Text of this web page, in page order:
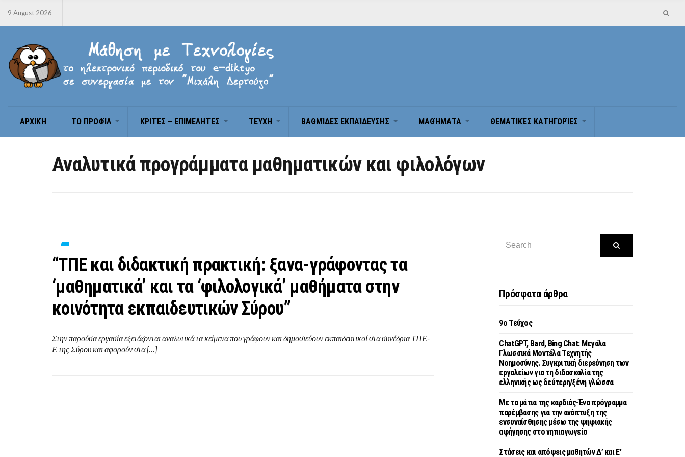
9 August 2026
ΑΡΧΙΚΉ ΤΟ ΠΡΟΦΊΛ ΚΡΙΤΈΣ – ΕΠΙΜΕΛΗΤΈΣ ΤΕΎΧΗ BΑΘΜΊΔΕΣ ΕΚΠΑΊΔΕΥΣΗΣ ΜΑΘΉΜΑΤΑ ΘΕΜΑΤΙΚΈΣ ΚΑΤΗΓΟΡΊΕΣ
Αναλυτικά προγράμματα μαθηματικών και φιλολόγων
“ΤΠΕ και διδακτική πρακτική: ξανα-γράφοντας τα
‘μαθηματικά’ και τα ‘φιλολογικά’ μαθήματα στην
κοινότητα εκπαιδευτικών Σύρου”
Στην παρούσα εργασία εξετάζονται αναλυτικά τα κείμενα που γράφουν και δημοσιεύουν εκπαιδευτικοί στα συνέδρια ΤΠΕ-
Ε της Σύρου και αφορούν στα […]
Πρόσφατα άρθρα
9o Τεύχος
ChatGPT, Bard, Bing Chat: Μεγάλα
Γλωσσικά Μοντέλα Τεχνητής
Νοημοσύνης. Συγκριτική διερεύνηση των
εργαλείων για τη διδασκαλία της
ελληνικής ως δεύτερη/ξένη γλώσσα
Με τα μάτια της καρδιάς-Ένα πρόγραμμα
παρέμβασης για την ανάπτυξη της
ενσυναίσθησης μέσω της ψηφιακής
αφήγησης στο νηπιαγωγείο
Στάσεις και απόψεις μαθητών Δ’ και Ε’